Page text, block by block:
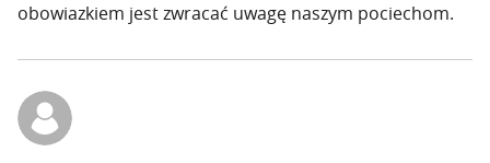
obowiazkiem jest zwracać uwagę naszym pociechom.